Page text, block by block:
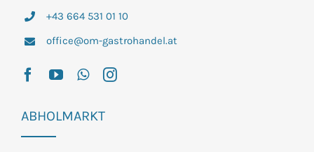
+43 664 531 01 10
office@om-gastrohandel.at
ABHOLMARKT